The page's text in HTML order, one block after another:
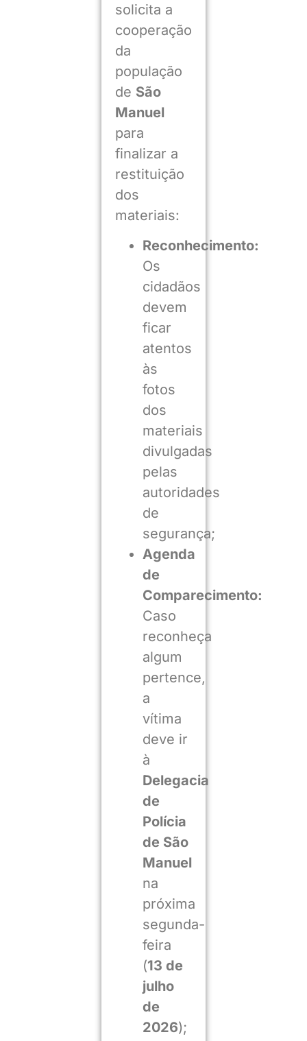
solicita a
cooperação
da
população
de São
Manuel
para
finalizar a
restituição
dos
materiais:
Reconhecimento:
Os
cidadãos
devem
ficar
atentos
às
fotos
dos
materiais
divulgadas
pelas
autoridades
de
segurança;
Agenda
de
Comparecimento:
Caso
reconheça
algum
pertence,
a
vítima
deve ir
à
Delegacia
de
Polícia
de São
Manuel
na
próxima
segunda-
feira
(13 de
julho
de
2026);